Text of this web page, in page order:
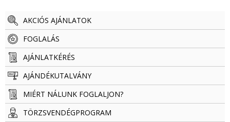
AKCIÓS AJÁNLATOK
FOGLALÁS
AJÁNLATKÉRÉS
AJÁNDÉKUTALVÁNY
MIÉRT NÁLUNK FOGLALJON?
TÖRZSVENDÉG­­­­PROGRAM